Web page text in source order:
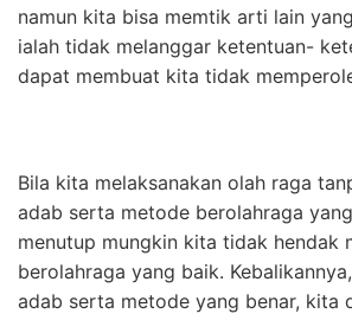
namun kita bisa memtik arti lain
ialah tidak melanggar ketentuan-
dapat membuat kita tidak
Bila kita melaksanakan olah raga
adab serta metode berolahraga
menutup mungkin kita tidak hendak
berolahraga yang baik.
adab serta metode yang benar, kita